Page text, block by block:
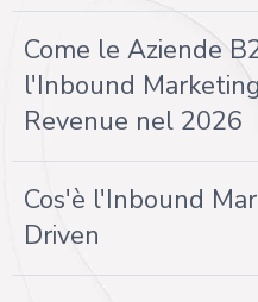
Come le Aziende
l'Inbound
Revenue nel 2026
Cos'è l'Inbound
Driven